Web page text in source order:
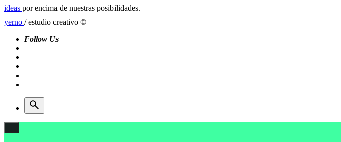
ideas por encima de nuestras posibilidades.
yerno / estudio creativo ©
Follow Us